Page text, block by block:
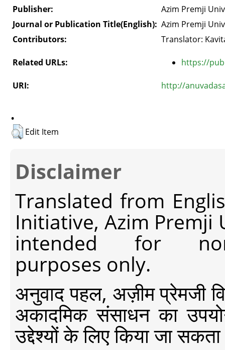
Publisher:
Azim Premji
Journal or Publication Title(English): Azim Premji
Contributors:
Translator:
Related URLs: https://
URI: http://
.
Edit Item
Disclaimer
Translated from
Initiative, Azim Premji
intended for non-
purposes only.
अनुवाद पहल, अज़ीम प्रेमजी
अकादमिक संसाधन का
उद्देश्यों के लिए किया जा